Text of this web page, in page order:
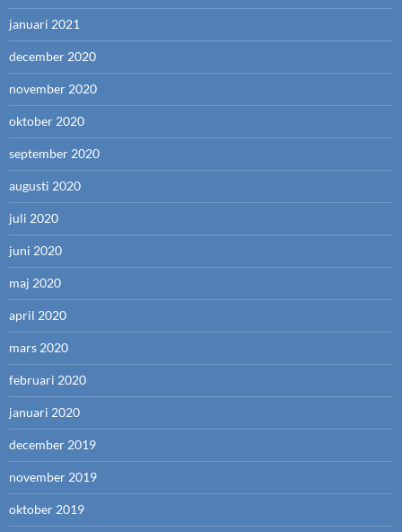
januari 2021
december 2020
november 2020
oktober 2020
september 2020
augusti 2020
juli 2020
juni 2020
maj 2020
april 2020
mars 2020
februari 2020
januari 2020
december 2019
november 2019
oktober 2019